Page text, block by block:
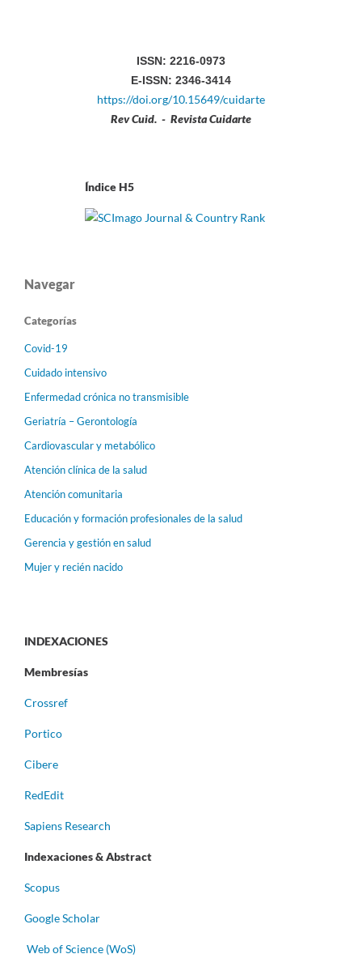
ISSN: 2216-0973
E-ISSN: 2346-3414
https://doi.org/10.15649/cuidarte
Rev Cuid. - Revista Cuidarte
Índice H5
Navegar
Categorías
Covid-19
Cuidado intensivo
Enfermedad crónica no transmisible
Geriatría – Gerontología
Cardiovascular y metabólico
Atención clínica de la salud
Atención comunitaria
Educación y formación profesionales de la salud
Gerencia y gestión en salud
Mujer y recién nacido
INDEXACIONES
Membresías
Crossref
Portico
Cibere
RedEdit
Sapiens Research
Indexaciones & Abstract
Scopus
Google Scholar
Web of Science (WoS)